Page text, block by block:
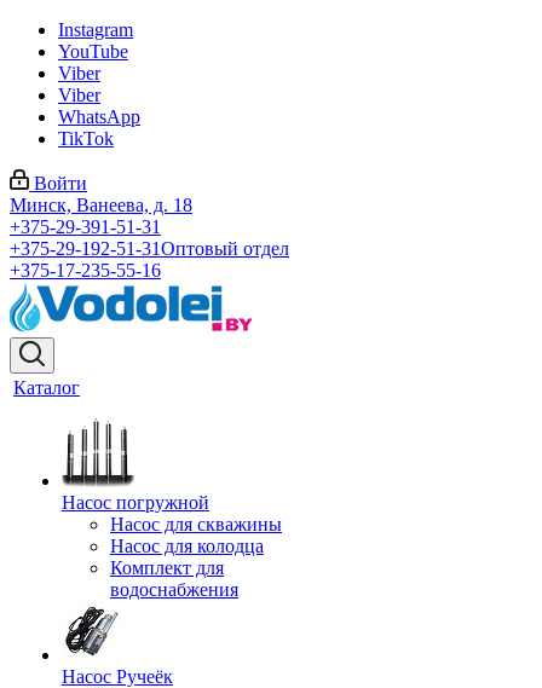
Instagram
YouTube
Viber
Viber
WhatsApp
TikTok
Войти
Минск, Ванеева, д. 18
+375-29-391-51-31
+375-29-192-51-31Оптовый отдел
+375-17-235-55-16
Каталог
Насос погружной
Насос для скважины
Насос для колодца
Комплект для
водоснабжения
Насос Ручеёк